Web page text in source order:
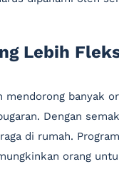
Lebih
mendorong banyak
Dengan
di rumah.
orang